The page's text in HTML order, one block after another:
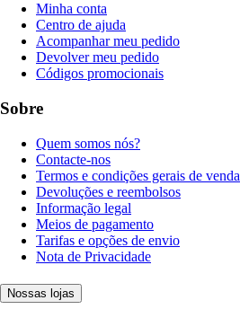
Minha conta
Centro de ajuda
Acompanhar meu pedido
Devolver meu pedido
Códigos promocionais
Sobre
Quem somos nós?
Contacte-nos
Termos e condições gerais de venda
Devoluções e reembolsos
Informação legal
Meios de pagamento
Tarifas e opções de envio
Nota de Privacidade
Nossas lojas